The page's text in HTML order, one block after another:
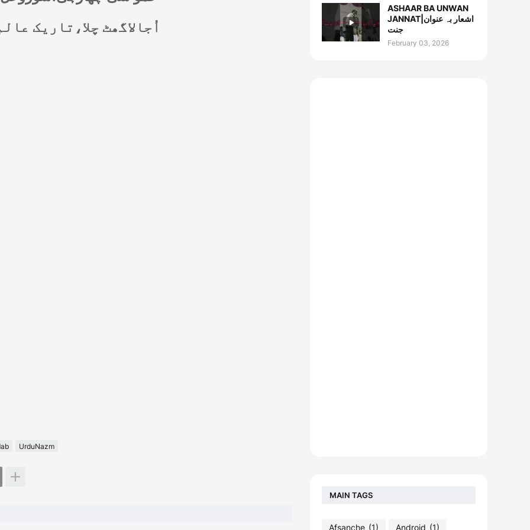
اُجالاگھٹ چلا،تاریک
UrduNazm
ASHAAR BA UNWAN
JANNAT|اشعار بہ عنوان
جنت
February 03, 2026
MAIN TAGS
Afsanche (1) Android (1)